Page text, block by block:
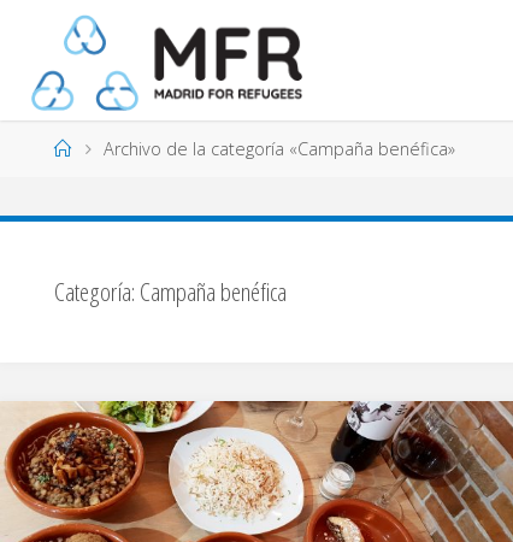
contenido
PáginaArchivo de la categoría «Campaña benéfica»
Categoría: Campaña benéfica